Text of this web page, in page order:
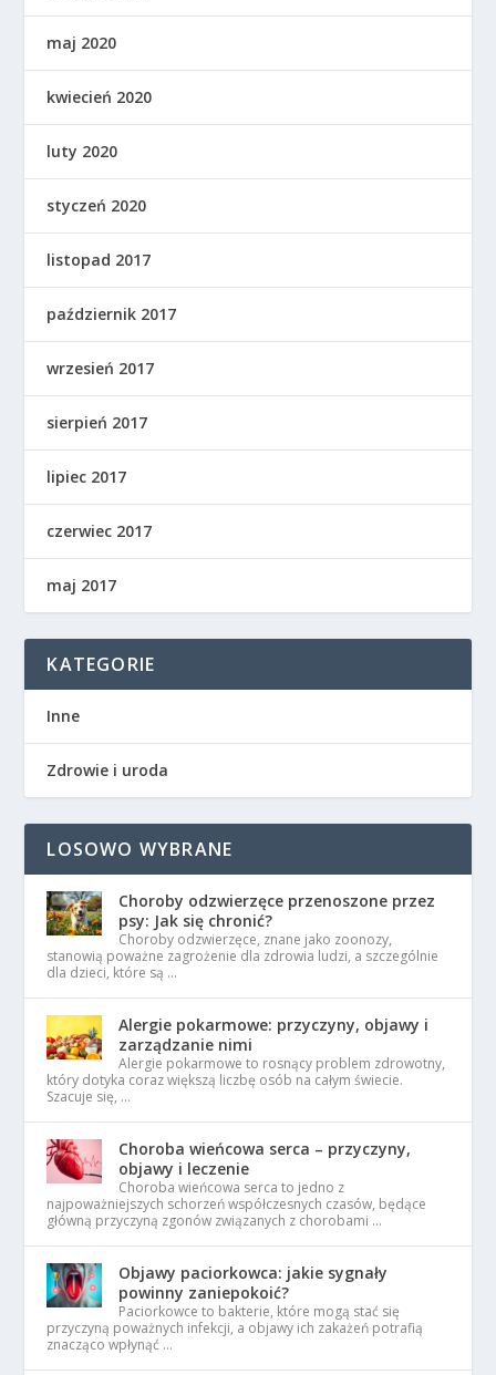
maj 2020
kwiecień 2020
luty 2020
styczeń 2020
listopad 2017
październik 2017
wrzesień 2017
sierpień 2017
lipiec 2017
czerwiec 2017
maj 2017
KATEGORIE
Inne
Zdrowie i uroda
LOSOWO WYBRANE
Choroby odzwierzęce przenoszone przez
psy: Jak się chronić?
Choroby odzwierzęce, znane jako zoonozy,
stanowią poważne zagrożenie dla zdrowia ludzi, a szczególnie
dla dzieci, które są …
Alergie pokarmowe: przyczyny, objawy i
zarządzanie nimi
Alergie pokarmowe to rosnący problem zdrowotny,
który dotyka coraz większą liczbę osób na całym świecie.
Szacuje się, …
Choroba wieńcowa serca – przyczyny,
objawy i leczenie
Choroba wieńcowa serca to jedno z
najpoważniejszych schorzeń współczesnych czasów, będące
główną przyczyną zgonów związanych z chorobami …
Objawy paciorkowca: jakie sygnały
powinny zaniepokoić?
Paciorkowce to bakterie, które mogą stać się
przyczyną poważnych infekcji, a objawy ich zakażeń potrafią
znacząco wpłynąć …